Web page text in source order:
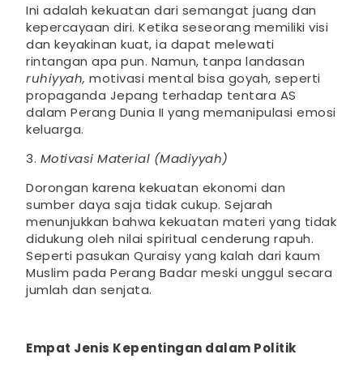
Ini adalah kekuatan dari semangat juang dan
kepercayaan diri. Ketika seseorang memiliki visi
dan keyakinan kuat, ia dapat melewati
rintangan apa pun. Namun, tanpa landasan
ruhiyyah, motivasi mental bisa goyah, seperti
propaganda Jepang terhadap tentara AS
dalam Perang Dunia II yang memanipulasi emosi
keluarga.
3. Motivasi Material (Madiyyah)
Dorongan karena kekuatan ekonomi dan
sumber daya saja tidak cukup. Sejarah
menunjukkan bahwa kekuatan materi yang tidak
didukung oleh nilai spiritual cenderung rapuh.
Seperti pasukan Quraisy yang kalah dari kaum
Muslim pada Perang Badar meski unggul secara
jumlah dan senjata.
Empat Jenis Kepentingan dalam Politik